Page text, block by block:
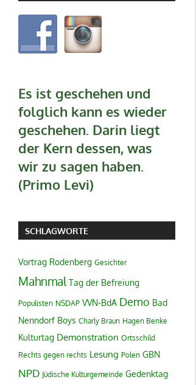
Es ist geschehen und
folglich kann es wieder
geschehen. Darin liegt
der Kern dessen, was
wir zu sagen haben.
(Primo Levi)
SCHLAGWORTE
Vortrag Rodenberg Gesichter
Mahnmal Tag der Befreiung
Populisten NSDAP VVN-BdA Demo Bad
Nenndorf Boys Charly Braun Hagen Benke
Kulturtag Demonstration Ortsschild
Rechts gegen rechts Lesung Polen GBN
NPD Jüdische Kulturgemeinde Gedenktag